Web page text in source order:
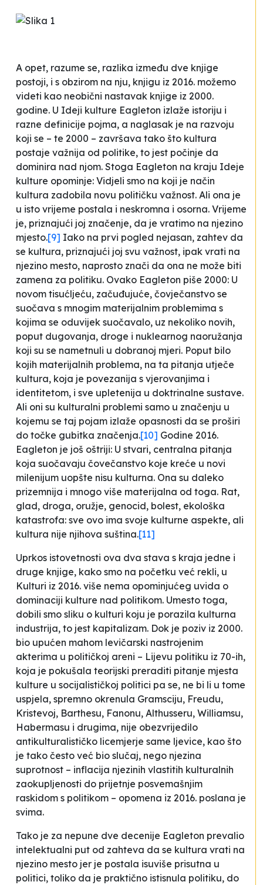
A opet, razume se, razlika između dve knjige
postoji, i s obzirom na nju, knjigu iz 2016. možemo
videti kao neobični nastavak knjige iz 2000.
godine. U Ideji kulture Eagleton izlaže istoriju i
razne definicije pojma, a naglasak je na razvoju
koji se – te 2000 – završava tako što kultura
postaje važnija od politike, to jest počinje da
dominira nad njom. Stoga Eagleton na kraju Ideje
kulture opominje: Vidjeli smo na koji je način
kultura zadobila novu političku važnost. Ali ona je
u isto vrijeme postala i neskromna i osorna. Vrijeme
je, priznajući joj značenje, da je vratimo na njezino
mjesto.[9] Iako na prvi pogled nejasan, zahtev da
se kultura, priznajući joj svu važnost, ipak vrati na
njezino mesto, naprosto znači da ona ne može biti
zamena za politiku. Ovako Eagleton piše 2000: U
novom tisućljeću, začuđujuće, čovječanstvo se
suočava s mnogim materijalnim problemima s
kojima se oduvijek suočavalo, uz nekoliko novih,
poput dugovanja, droge i nuklearnog naoružanja
koji su se nametnuli u dobranoj mjeri. Poput bilo
kojih materijalnih problema, na ta pitanja utječe
kultura, koja je povezanija s vjerovanjima i
identitetom, i sve upletenija u doktrinalne sustave.
Ali oni su kulturalni problemi samo u značenju u
kojemu se taj pojam izlaže opasnosti da se proširi
do točke gubitka značenja.[10] Godine 2016.
Eagleton je još oštriji: U stvari, centralna pitanja
koja suočavaju čovečanstvo koje kreće u novi
milenijum uopšte nisu kulturna. Ona su daleko
prizemnija i mnogo više materijalna od toga. Rat,
glad, droga, oružje, genocid, bolest, ekološka
katastrofa: sve ovo ima svoje kulturne aspekte, ali
kultura nije njihova suština.[11]
Uprkos istovetnosti ova dva stava s kraja jedne i
druge knjige, kako smo na početku već rekli, u
Kulturi iz 2016. više nema opominjućeg uvida o
dominaciji kulture nad politikom. Umesto toga,
dobili smo sliku o kulturi koju je porazila kulturna
industrija, to jest kapitalizam. Dok je poziv iz 2000.
bio upućen mahom levičarski nastrojenim
akterima u političkoj areni – Lijevu politiku iz 70-ih,
koja je pokušala teorijski preraditi pitanje mjesta
kulture u socijalističkoj politici pa se, ne bi li u tome
uspjela, spremno okrenula Gramsciju, Freudu,
Kristevoj, Barthesu, Fanonu, Althusseru, Williamsu,
Habermasu i drugima, nije obezvrijedilo
antikulturalističko licemjerje same ljevice, kao što
je tako često već bio slučaj, nego njezina
suprotnost – inflacija njezinih vlastitih kulturalnih
zaokupljenosti do prijetnje posvemašnjim
raskidom s politikom – opomena iz 2016. poslana je
svima.
Tako je za nepune dve decenije Eagleton prevalio
intelektualni put od zahteva da se kultura vrati na
njezino mesto jer je postala isuviše prisutna u
politici, toliko da je praktično istisnula politiku, do